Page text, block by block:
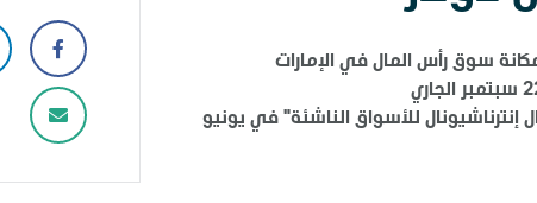
سوق رأس المال في الإمارات
للأسواق الناشئة" في يونيو